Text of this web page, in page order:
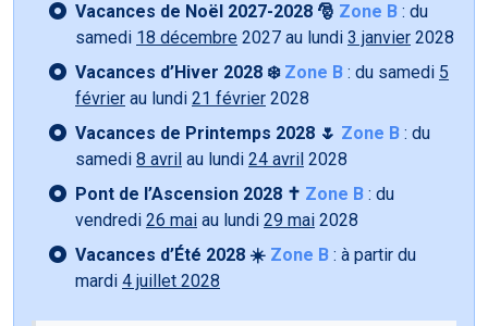
Vacances de Noël 2027-2028 🎅 Zone B : du
samedi 18 décembre 2027 au lundi 3 janvier 2028
Vacances d’Hiver 2028 ❄️ Zone B : du samedi 5
février au lundi 21 février 2028
Vacances de Printemps 2028 🌷 Zone B : du
samedi 8 avril au lundi 24 avril 2028
Pont de l’Ascension 2028 ✝️ Zone B : du
vendredi 26 mai au lundi 29 mai 2028
Vacances d’Été 2028 ☀️ Zone B : à partir du
mardi 4 juillet 2028